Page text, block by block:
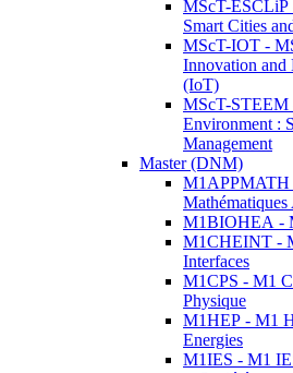
MScT-ESCLiP
Smart Cities
MScT-IOT -
Innovation and
(IoT)
MScT-STEEM
Environment :
Management
Master (DNM)
M1APPMATH
Mathématiques
M1BIOHEA -
M1CHEINT -
Interfaces
M1CPS - M1
Physique
M1HEP - M1
Energies
M1IES - M1